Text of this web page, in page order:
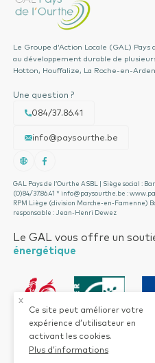
Le Groupe d’Action Locale (GAL)
au développement durable de
Hotton, Houffalize, La Roche-en-
Une question ?
084/37.86.41
info@paysourthe.be
GAL Pays de l’Ourthe ASBL | Siège social :
(0)84/37.86.41 * info@paysourthe.be :
RPM Liège (division Marche-en-Famenne)
responsable : Jean-Henri Dewez
Le GAL vous offre un
énergétique
Fonds européen pour le développement
rurales
x
Ce site peut améliorer votre
expérience d’utilisateur en
activant les cookies.
Plus d’informations